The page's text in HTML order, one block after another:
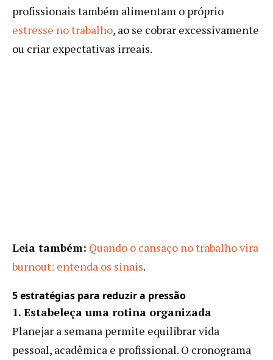
profissionais também alimentam o próprio
estresse no trabalho, ao se cobrar excessivamente
ou criar expectativas irreais.
Leia também: Quando o cansaço no trabalho vira
burnout: entenda os sinais.
5 estratégias para reduzir a pressão
1. Estabeleça uma rotina organizada
Planejar a semana permite equilibrar vida
pessoal, acadêmica e profissional. O cronograma